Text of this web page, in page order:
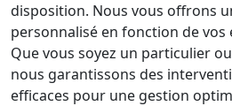
disposition. Nous vous offrons
personnalisé en fonction de vos
Que vous soyez un particulier
nous garantissons des
efficaces pour une gestion